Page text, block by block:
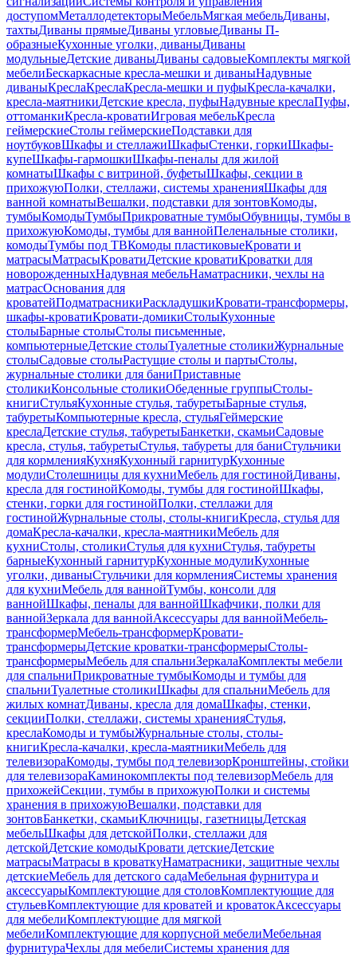
доступомМеталлодетекторыМебельМягкая мебельДиваны,
тахтыДиваны прямыеДиваны угловыеДиваны П-
образныеКухонные уголки, диваныДиваны
модульныеДетские диваныДиваны садовыеКомплекты мягкой
мебелиБескаркасные кресла-мешки и диваныНадувные
диваныКреслаКреслаКресла-мешки и пуфыКресла-качалки,
кресла-маятникиДетские кресла, пуфыНадувные креслаПуфы,
оттоманкиКресла-кроватиИгровая мебельКресла
геймерскиеСтолы геймерскиеПодставки для
ноутбуковШкафы и стеллажиШкафыСтенки, горкиШкафы-
купеШкафы-гармошкиШкафы-пеналы для жилой
комнатыШкафы с витриной, буфетыШкафы, секции в
прихожуюПолки, стеллажи, системы храненияШкафы для
ванной комнатыВешалки, подставки для зонтовКомоды,
тумбыКомодыТумбыПрикроватные тумбыОбувницы, тумбы в
прихожуюКомоды, тумбы для ваннойПеленальные столики,
комодыТумбы под ТВКомоды пластиковыеКровати и
матрасыМатрасыКроватиДетские кроватиКроватки для
новорожденныхНадувная мебельНаматрасники, чехлы на
матрасОснования для
кроватейПодматрасникиРаскладушкиКровати-трансформеры,
шкафы-кроватиКровати-домикиСтолыКухонные
столыБарные столыСтолы письменные,
компьютерныеДетские столыТуалетные столикиЖурнальные
столыСадовые столыРастущие столы и партыСтолы,
журнальные столики для баниПриставные
столикиКонсольные столикиОбеденные группыСтолы-
книгиСтульяКухонные стулья, табуретыБарные стулья,
табуретыКомпьютерные кресла, стульяГеймерские
креслаДетские стулья, табуретыБанкетки, скамьиСадовые
кресла, стулья, табуретыСтулья, табуреты для баниСтульчики
для кормленияКухняКухонный гарнитурКухонные
модулиСтолешницы для кухниМебель для гостинойДиваны,
кресла для гостинойКомоды, тумбы для гостинойШкафы,
стенки, горки для гостинойПолки, стеллажи для
гостинойЖурнальные столы, столы-книгиКресла, стулья для
домаКресла-качалки, кресла-маятникиМебель для
кухниСтолы, столикиСтулья для кухниСтулья, табуреты
барныеКухонный гарнитурКухонные модулиКухонные
уголки, диваныСтульчики для кормленияСистемы хранения
для кухниМебель для ваннойТумбы, консоли для
ваннойШкафы, пеналы для ваннойШкафчики, полки для
ваннойЗеркала для ваннойАксессуары для ваннойМебель-
трансформерМебель-трансформерКровати-
трансформерыДетские кроватки-трансформерыСтолы-
трансформерыМебель для спальниЗеркалаКомплекты мебели
для спальниПрикроватные тумбыКомоды и тумбы для
спальниТуалетные столикиШкафы для спальниМебель для
жилых комнатДиваны, кресла для домаШкафы, стенки,
секцииПолки, стеллажи, системы храненияСтулья,
креслаКомоды и тумбыЖурнальные столы, столы-
книгиКресла-качалки, кресла-маятникиМебель для
телевизораКомоды, тумбы под телевизорКронштейны, стойки
для телевизораКаминокомплекты под телевизорМебель для
прихожейСекции, тумбы в прихожуюПолки и системы
хранения в прихожуюВешалки, подставки для
зонтовБанкетки, скамьиКлючницы, газетницыДетская
мебельШкафы для детскойПолки, стеллажи для
детскойДетские комодыКровати детскиеДетские
матрасыМатрасы в кроваткуНаматрасники, защитные чехлы
детскиеМебель для детского садаМебельная фурнитура и
аксессуарыКомплектующие для столовКомплектующие для
стульевКомплектующие для кроватей и кроватокАксессуары
для мебелиКомплектующие для мягкой
мебелиКомплектующие для корпусной мебелиМебельная
фурнитураЧехлы для мебелиСистемы хранения для